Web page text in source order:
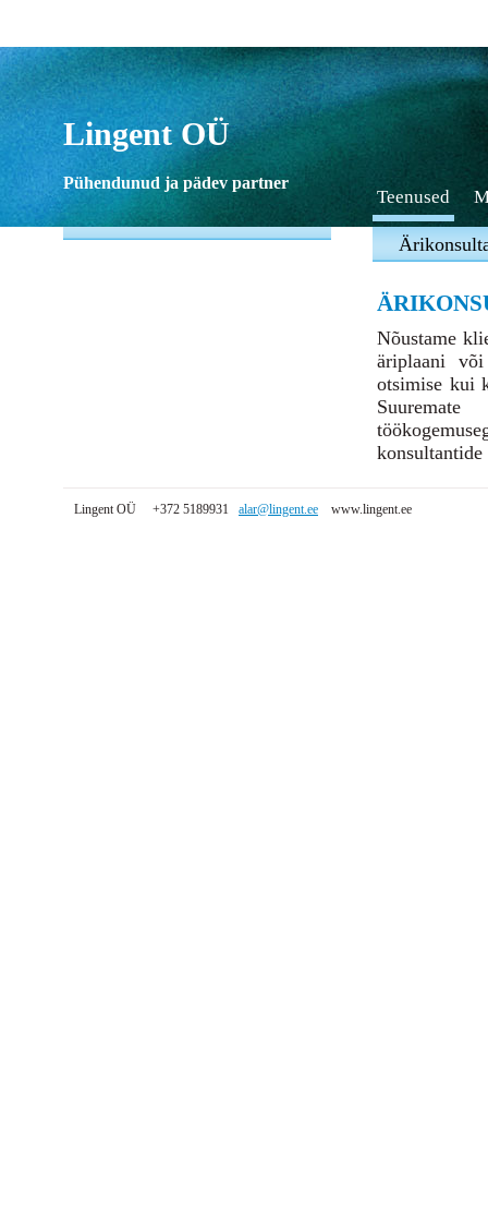
Lingent OÜ
Pühendunud ja pädev partner
Teenused
Nõustame
äriplaani või
otsimise kui
konsultantide
Lingent OÜ +372 5189931 alar@lingent.ee www.lingent.ee